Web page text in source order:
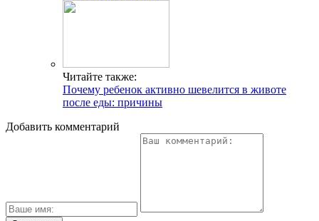
Читайте также:
Почему ребенок активно шевелится в животе
после еды: причины
Добавить комментарий